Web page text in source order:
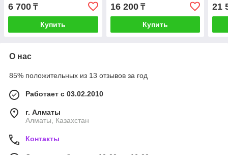
6 700 ₸
Купить
16 200₸
Купить
21
О нас
85% положительных из 13 отзывов за год
Работает с 03.02.2010
г. Алматы
Алматы, Казахстан
Контакты